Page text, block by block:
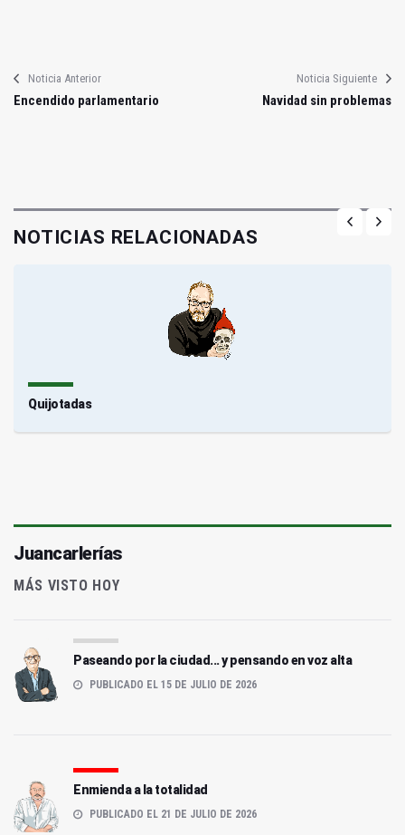
Noticia Anterior
Encendido parlamentario
Noticia Siguiente
Navidad sin problemas
NOTICIAS RELACIONADAS
Quijotadas
Juancarlerías
MÁS VISTO HOY
Paseando por la ciudad... y pensando en voz alta
PUBLICADO EL 15 DE JULIO DE 2026
Enmienda a la totalidad
PUBLICADO EL 21 DE JULIO DE 2026